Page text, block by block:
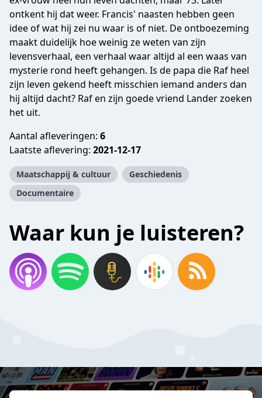
ontkent hij dat weer. Francis' naasten hebben geen
idee of wat hij zei nu waar is of niet. De ontboezeming
maakt duidelijk hoe weinig ze weten van zijn
levensverhaal, een verhaal waar altijd al een waas van
mysterie rond heeft gehangen. Is de papa die Raf heel
zijn leven gekend heeft misschien iemand anders dan
hij altijd dacht? Raf en zijn goede vriend Lander zoeken
het uit.
Aantal afleveringen: 6
Laatste aflevering: 2021-12-17
Maatschappij & cultuur
Geschiedenis
Documentaire
Waar kun je luisteren?